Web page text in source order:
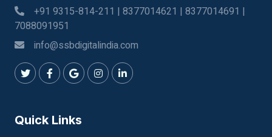
+91 9315-814-211 | 8377014621 | 8377014691 |
7088091951
info@ssbdigitalindia.com
Quick Links